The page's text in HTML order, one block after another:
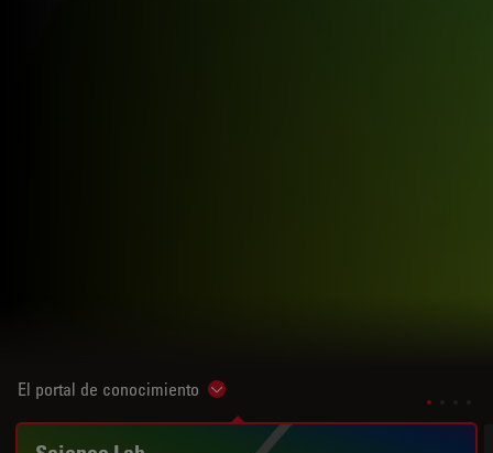
El portal de conocimiento Show subnavigation